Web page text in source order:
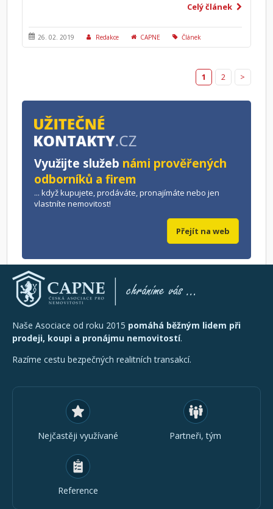
Víte jak správně prezentovat zájemcům vaši
reagovat na námitky zájemců, tak abyste si zbytečně
neuškodili?
Celý článek
26. 02. 2019 Redakce CAPNE Článek
1 2 >
Využijte služeb námi prověřených
odborníků a firem
... když kupujete, prodáváte, pronajímáte nebo jen
vlastníte nemovitost!
Přejít na web
Naše Asociace od roku 2015 pomáhá běžným lidem při
prodeji, koupi a pronájmu nemovitostí.
Razíme cestu bezpečných realitních transakcí.
Nejčastěji využívané Partneři, tým
Reference